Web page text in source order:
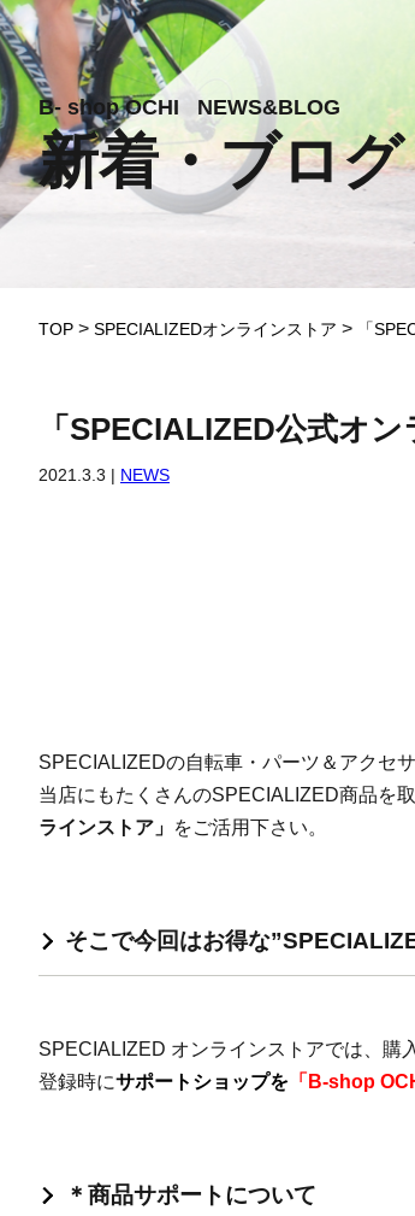
B- shopOCHI NEWS&BLOG
新着・ブロ
TOP > SPECIALIZEDオンラインストア > 「
「SPECIALIZED公式オ
2021.3.3 | NEWS
SPECIALIZEDの自転車・パーツ＆アクセ
当店にもたくさんのSPECIALIZED商品を
ラインストア」 をご活用下さい。
そこで今回はお得な
SPECIALIZED オンラインストアでは、購
登録時にサポートショップを 「B-shop
＊商品サポートについて